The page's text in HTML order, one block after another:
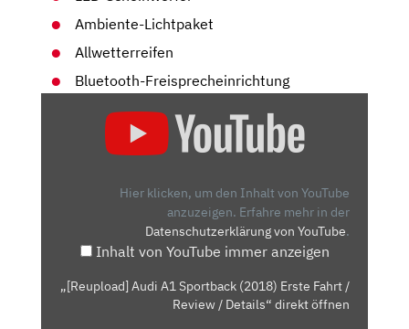
Ambiente-Lichtpaket
Allwetterreifen
Bluetooth-Freisprecheinrichtung
REVIEW
Hier klicken, um den Inhalt von YouTube
anzuzeigen. Erfahre mehr in der
Datenschutzerklärung von YouTube.
Inhalt von YouTube immer anzeigen
„[Reupload] Audi A1 Sportback (2018) Erste Fahrt /
Review / Details“ direkt öffnen